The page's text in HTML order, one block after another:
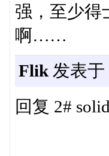
强，至少得
啊……
Flik发表于
回复 2#